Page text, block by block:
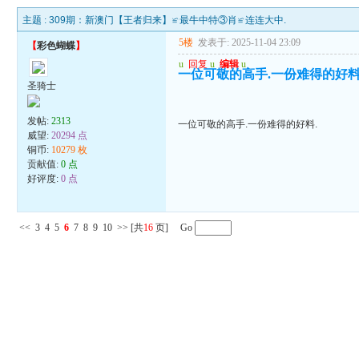
主题 :309期：新澳门【王者归来】≌最牛中特③肖≌连连大中.
【彩色蝴蝶】
圣骑士
发帖:2313
威望:20294 点
铜币: 10279 枚
贡献值:0 点
好评度:0 点
5楼 发表于: 2025-11-04 23:09
u 回复 u 编辑 u
一位可敬的高手.一份难得的好
一位可敬的高手.一份难得的好料.
<< 3 4 5 6 7 8 9 10 >> [共16 页] Go